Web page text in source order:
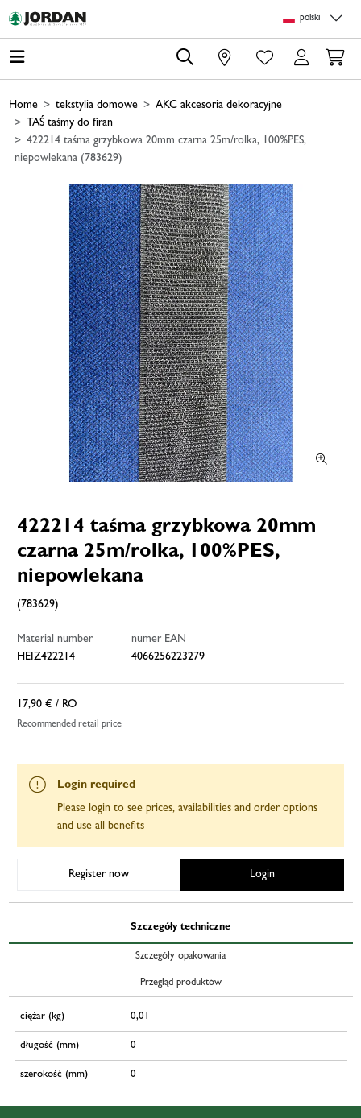
polski
0
Home tekstylia domowe
AKC akcesoria dekoracyjne
TAŚ taśmy do firan
422214 taśma grzybkowa 20mm czarna 25m/rolka, 100%PES,
niepowlekana (783629)
422214 taśma grzybkowa 20mm
czarna 25m/rolka, 100%PES,
niepowlekana
(783629)
Material number
HEIZ422214
numer EAN
4066256223279
17,90 € / RO
Recommended retail price
Login required
Please login to see prices, availabilities and order options
and use all benefits
Register now Login
Szczegóły techniczne
Szczegóły opakowania
Przegląd produktów
ciężar (kg) 0,01
długość (mm) 0
szerokość (mm) 0